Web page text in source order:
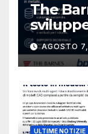
The
navale
AGOSTO
ULTIME NOTIZIE